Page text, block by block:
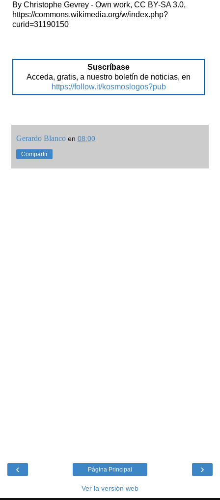
By Christophe Gevrey - Own work, CC BY-SA 3.0,
https://commons.wikimedia.org/w/index.php?
curid=31190150
Suscríbase
Acceda, gratis, a nuestro boletín de noticias, en
https://follow.it/kosmoslogos?pub
Gerardo Blanco en 08:00
Compartir
‹ ›
Página Principal
Ver la versión web